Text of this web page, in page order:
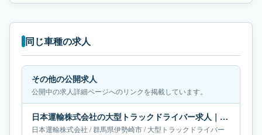
同じ車種の求人
その他の公開求人
公開中の求人詳細ページへのリンクを掲載しています。
日本運輸株式会社の大型トラックドライバー求人｜群馬県伊勢崎市｜月給67万-68万円
日本運輸株式会社 /群馬県伊勢崎市/大型トラックドライバー